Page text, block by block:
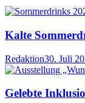
Kalte
Redaktion30. Juli
Gelebte